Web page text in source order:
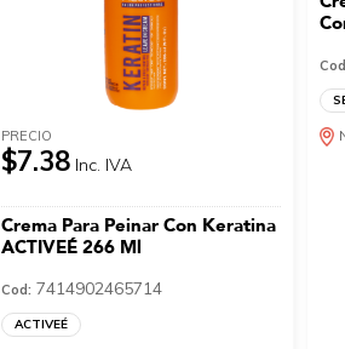
PRECIO
$7.38 Inc. IVA
Crema Para Peinar Con Keratina
ACTIVEÉ 266 Ml
Cod: 7414902465714
ACTIVEÉ